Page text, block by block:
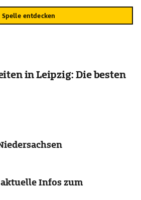
Spelle entdecken
in Leipzig: Die besten
Infos zum